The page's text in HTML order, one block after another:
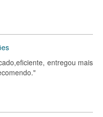
entregou mais